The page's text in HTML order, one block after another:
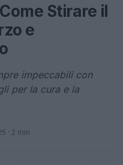
Stirare il
e
impeccabili con
per la cura e la
· 2 min